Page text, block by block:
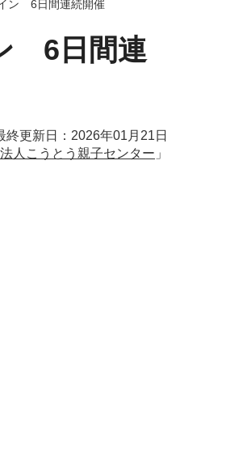
ン 6日間連続開催
6日間連
更新日：2026年01月21日
人こうとう親子センター 」